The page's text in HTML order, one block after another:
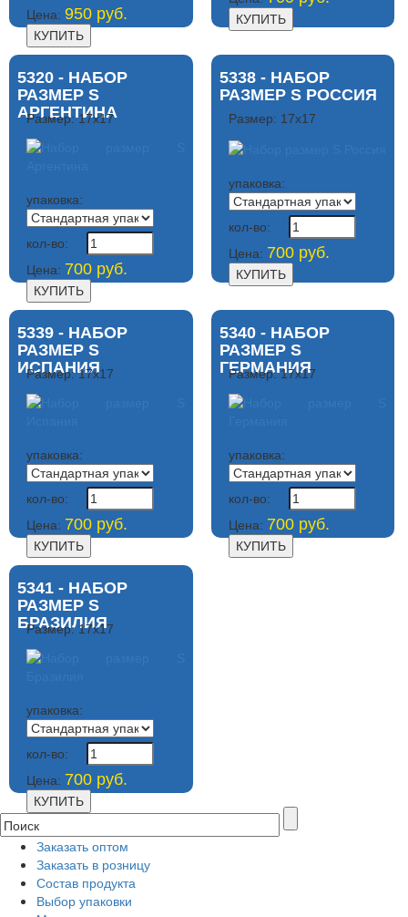
Цена: 950 руб.
5320 - НАБОР
РАЗМЕР S
АРГЕНТИНА
Размер: 17х17
упаковка:
кол-во:
Цена: 700 руб.
5338 - НАБОР
РАЗМЕР S РОССИЯ
Размер: 17х17
упаковка:
кол-во:
Цена: 700 руб.
5339 - НАБОР
РАЗМЕР S
ИСПАНИЯ
Размер: 17х17
упаковка:
кол-во:
Цена: 700 руб.
5340 - НАБОР
РАЗМЕР S
ГЕРМАНИЯ
Размер: 17х17
упаковка:
кол-во:
Цена: 700 руб.
5341 - НАБОР
РАЗМЕР S
БРАЗИЛИЯ
Размер: 17х17
упаковка:
кол-во:
Цена: 700 руб.
Заказать оптом
Заказать в розницу
Состав продукта
Выбор упаковки